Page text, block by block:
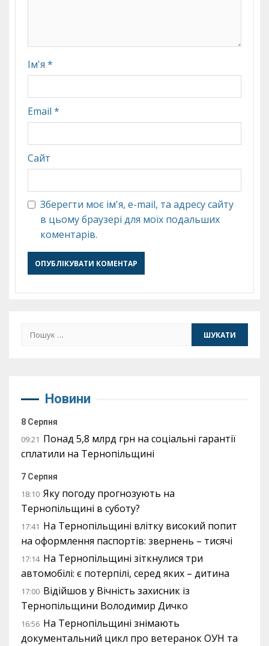
Ім'я *
Email *
Сайт
Зберегти моє ім'я, e-mail, та адресу сайту
в цьому браузері для моїх подальших
коментарів.
Пошук:
Новини
8 Серпня
09:21 Понад 5,8 млрд грн на соціальні гарантії
сплатили на Тернопільщині
7 Серпня
18:10 Яку погоду прогнозують на
Тернопільщині в суботу?
17:41 На Тернопільщині влітку високий попит
на оформлення паспортів: звернень – тисячі
17:14 На Тернопільщині зіткнулися три
автомобілі: є потерпілі, серед яких – дитина
17:00 Відійшов у Вічність захисник із
Тернопільщини Володимир Дичко
16:56 На Тернопільщині знімають
документальний цикл про ветеранок ОУН та